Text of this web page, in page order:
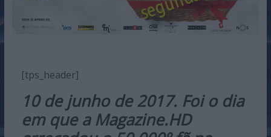
[tps_header]
10 de junho de 2017. Foi o dia
em que a Magazine.HD